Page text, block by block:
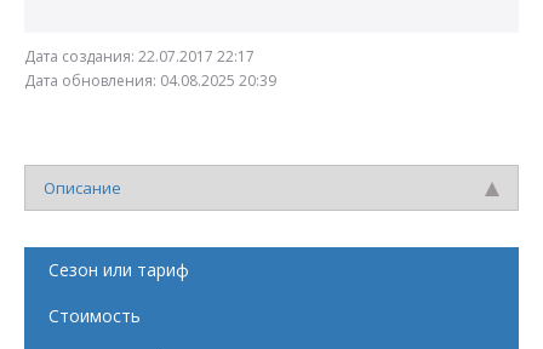
Дата создания: 22.07.2017 22:17
Дата обновления: 04.08.2025 20:39
Описание
Сезон или тариф
Стоимость